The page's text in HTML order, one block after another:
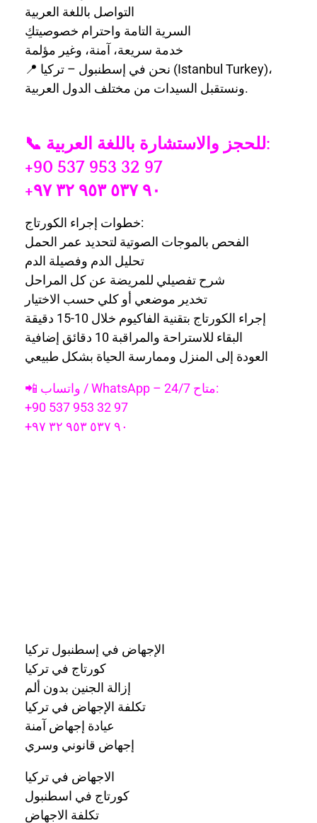
التواصل باللغة العربية
السرية التامة واحترام خصوصيتكِ
خدمة سريعة، آمنة، وغير مؤلمة
📍 نحن في إسطنبول – تركيا (Istanbul Turkey)،
ونستقبل السيدات من مختلف الدول العربية.
📞 للحجز والاستشارة باللغة العربية:
+90 537 953 32 97
+٩٠ ٥٣٧ ٩٥٣ ٣٢ ٩٧
خطوات إجراء الكورتاج:
الفحص بالموجات الصوتية لتحديد عمر الحمل
تحليل الدم وفصيلة الدم
شرح تفصيلي للمريضة عن كل المراحل
تخدير موضعي أو كلي حسب الاختيار
إجراء الكورتاج بتقنية الفاكيوم خلال 10-15 دقيقة
البقاء للاستراحة والمراقبة 10 دقائق إضافية
العودة إلى المنزل وممارسة الحياة بشكل طبيعي
📲 واتساب / WhatsApp – متاح 24/7:
+90 537 953 32 97
+٩٠ ٥٣٧ ٩٥٣ ٣٢ ٩٧
الإجهاض في إسطنبول تركيا
كورتاج في تركيا
إزالة الجنين بدون ألم
تكلفة الإجهاض في تركيا
عيادة إجهاض آمنة
إجهاض قانوني وسري
الاجهاض في تركيا
كورتاج في اسطنبول
تكلفة الاجهاض